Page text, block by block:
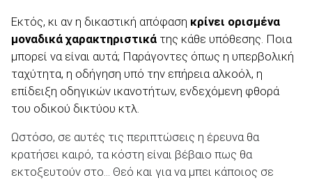
Εκτός, κι αν η δικαστική απόφαση κρίνει ορισμένα
μοναδικά χαρακτηριστικά της κάθε υπόθεσης. Ποια
μπορεί να είναι αυτά; Παράγοντες όπως η υπερβολική
ταχύτητα, η οδήγηση υπό την επήρεια αλκοόλ, η
επίδειξη οδηγικών ικανοτήτων, ενδεχόμενη φθορά
του οδικού δικτύου κτλ.
Ωστόσο, σε αυτές τις περιπτώσεις η έρευνα θα
κρατήσει καιρό, τα κόστη είναι βέβαιο πως θα
εκτοξευτούν στο... Θεό και για να μπει κάποιος σε